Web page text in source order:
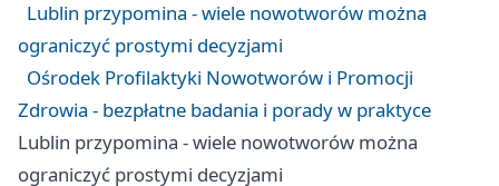
Lublin przypomina - wiele nowotworów można
ograniczyć prostymi decyzjami
Ośrodek Profilaktyki Nowotworów i Promocji
Zdrowia - bezpłatne badania i porady w praktyce
Lublin przypomina - wiele nowotworów można
ograniczyć prostymi decyzjami